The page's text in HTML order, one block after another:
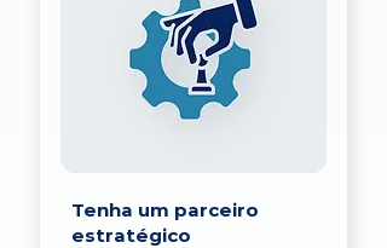
Tenha um parceiro
estratégico